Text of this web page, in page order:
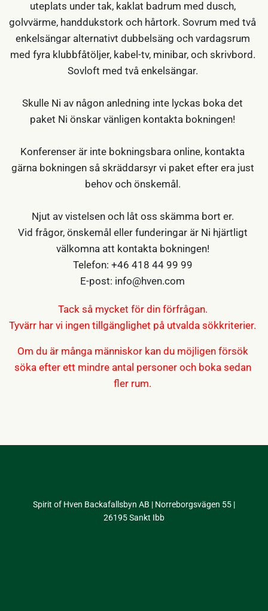
uteplats under tak, kaklat badrum med dusch,
golvvärme, handdukstork och hårtork. Sovrum med två
enkelsängar alternativt dubbelsäng och vardagsrum
med fyra klubbfåtöljer, kabel-tv, minibar, och skrivbord.
Sovloft med två enkelsängar.
Skulle Ni av någon anledning inte lyckas boka det
paket Ni önskar vänligen kontakta bokningen!
Konferenser är inte bokningsbara online, kontakta
gärna bokningen så skräddarsyr vi paket efter era just
behov och önskemål.
Njut av vistelsen och låt oss skämma bort er.
Vid frågor, önskemål eller funderingar är Ni hjärtligt
välkomna att kontakta bokningen!
Telefon: +46 418 44 99 99
E-post: info@hven.com
Tack så mycket för din förfrågan.
Tyvärr har vi ingen tillgänglighet på utvalda sökkriterier.
Om du är många människor kan du möjligen försök
söka efter ett mindre antal personer och boka sedan
fler rum.
Spirit of Hven Backafallsbyn AB | Norreborgsvägen 55 |
26195 Sankt Ibb